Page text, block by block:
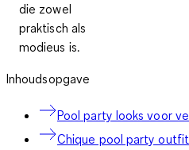
die zowel
praktisch als
modieus is.
Inhoudsopgave
Pool party looks voor
Chique pool party